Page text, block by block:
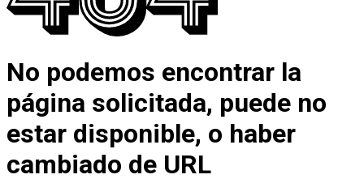
No podemos encontrar la
página solicitada, puede no
estar disponible, o haber
cambiado de URL